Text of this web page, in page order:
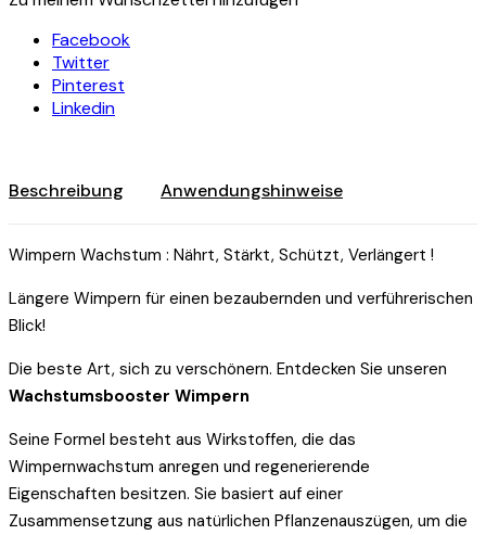
Facebook
Twitter
Pinterest
Linkedin
Beschreibung Anwendungshinweise
Wimpern Wachstum : Nährt, Stärkt, Schützt, Verlängert !
Längere Wimpern für einen bezaubernden und verführerischen
Blick!
Die beste Art, sich zu verschönern. Entdecken Sie unseren
Wachstumsbooster Wimpern
Seine Formel besteht aus Wirkstoffen, die das
Wimpernwachstum anregen und regenerierende
Eigenschaften besitzen. Sie basiert auf einer
Zusammensetzung aus natürlichen Pflanzenauszügen, um die